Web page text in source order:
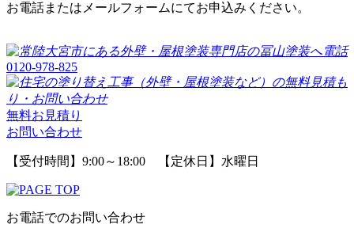
お電話またはメールフォームにてお申込みください。
0120-978-825
無料お見積り
お問い合わせ
【受付時間】9:00～18:00 【定休日】水曜日
お電話でのお問い合わせ